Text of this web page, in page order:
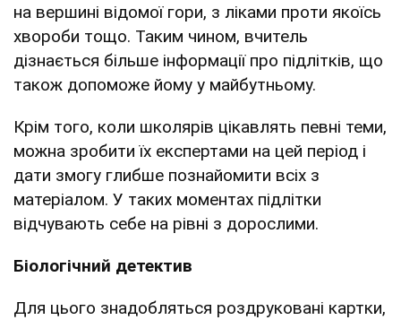
на вершині відомої гори, з ліками проти якоїсь
хвороби тощо. Таким чином, вчитель
дізнається більше інформації про підлітків, що
також допоможе йому у майбутньому.
Крім того, коли школярів цікавлять певні теми,
можна зробити їх експертами на цей період і
дати змогу глибше познайомити всіх з
матеріалом. У таких моментах підлітки
відчувають себе на рівні з дорослими.
Біологічний детектив
Для цього знадобляться роздруковані картки,